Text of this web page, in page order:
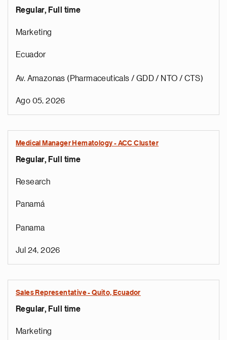
Regular, Full time
Marketing
Ecuador
Av. Amazonas (Pharmaceuticals / GDD / NTO / CTS)
Ago 05, 2026
Medical Manager Hematology - ACC Cluster
Regular, Full time
Research
Panamá
Panama
Jul 24, 2026
Sales Representative - Quito, Ecuador
Regular, Full time
Marketing